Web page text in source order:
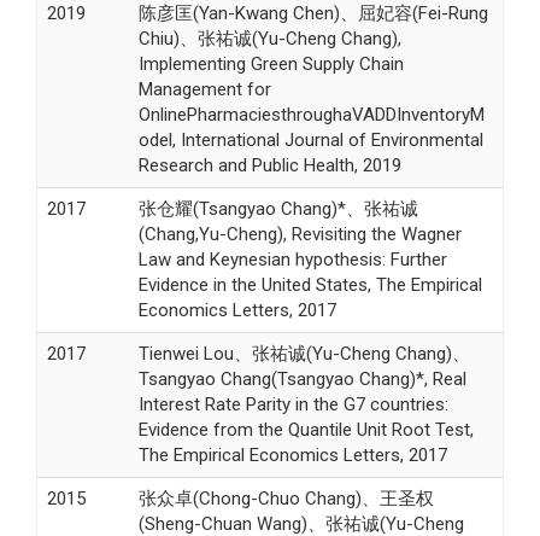
2019
陈彦匡(Yan-Kwang Chen)、屈妃容(Fei-Rung
Chiu)、张祐诚(Yu-Cheng Chang),
Implementing Green Supply Chain
Management for
OnlinePharmaciesthroughaVADDInventoryM
odel, International Journal of Environmental
Research and Public Health, 2019
2017
张仓耀(Tsangyao Chang)*、张祐诚
(Chang,Yu-Cheng), Revisiting the Wagner
Law and Keynesian hypothesis: Further
Evidence in the United States, The Empirical
Economics Letters, 2017
2017
Tienwei Lou、张祐诚(Yu-Cheng Chang)、
Tsangyao Chang(Tsangyao Chang)*, Real
Interest Rate Parity in the G7 countries:
Evidence from the Quantile Unit Root Test,
The Empirical Economics Letters, 2017
2015
张众卓(Chong-Chuo Chang)、王圣权
(Sheng-Chuan Wang)、张祐诚(Yu-Cheng